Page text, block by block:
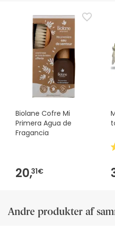
Biolane Cofre Mi
Primera Agua de
Fragancia
20,31€
Andre produkter af